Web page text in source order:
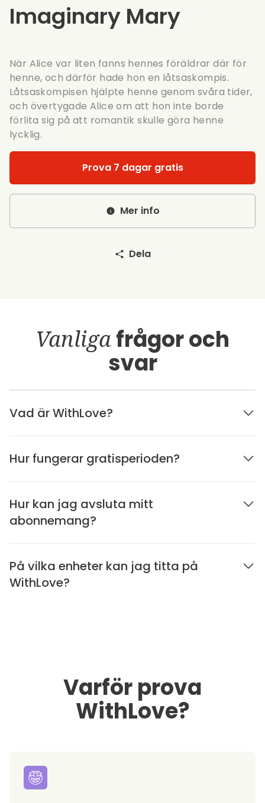
Imaginary Mary
När Alice var liten fanns hennes föräldrar där för
henne, och därför hade hon en låtsaskompis.
Låtsaskompisen hjälpte henne genom svåra tider,
och övertygade Alice om att hon inte borde
förlita sig på att romantik skulle göra henne
lycklig.
Prova 7 dagar gratis
Mer info
Dela
Vanligafrågor och
svar
Vad är WithLove?
Hur fungerar gratisperioden?
Hur kan jag avsluta mitt
abonnemang?
På vilka enheter kan jag titta på
WithLove?
Varför prova
WithLove?